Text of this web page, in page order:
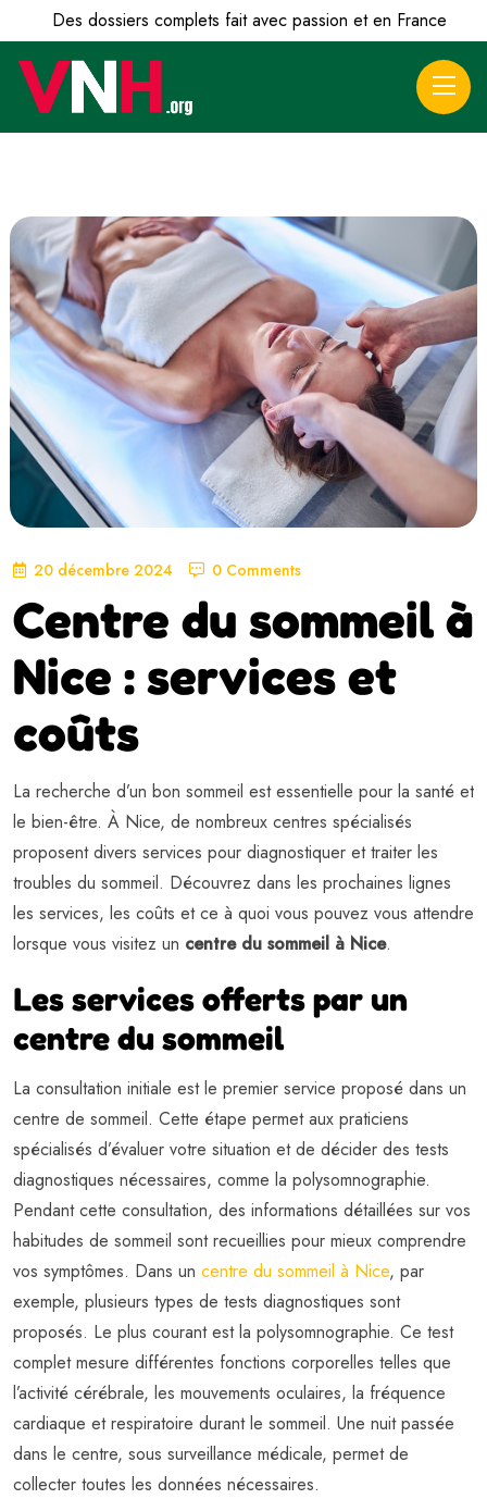
Des dossiers complets fait avec passion et en France
20 décembre 2024 0 Comments
Centre du sommeil à
Nice : services et
coûts
La recherche d’un bon sommeil est essentielle pour la santé et
le bien-être. À Nice, de nombreux centres spécialisés
proposent divers services pour diagnostiquer et traiter les
troubles du sommeil. Découvrez dans les prochaines lignes
les services, les coûts et ce à quoi vous pouvez vous attendre
lorsque vous visitez un centre du sommeil à Nice.
Les services offerts par un
centre du sommeil
La consultation initiale est le premier service proposé dans un
centre de sommeil. Cette étape permet aux praticiens
spécialisés d’évaluer votre situation et de décider des tests
diagnostiques nécessaires, comme la polysomnographie.
Pendant cette consultation, des informations détaillées sur vos
habitudes de sommeil sont recueillies pour mieux comprendre
vos symptômes. Dans un centre du sommeil à Nice, par
exemple, plusieurs types de tests diagnostiques sont
proposés. Le plus courant est la polysomnographie. Ce test
complet mesure différentes fonctions corporelles telles que
l’activité cérébrale, les mouvements oculaires, la fréquence
cardiaque et respiratoire durant le sommeil. Une nuit passée
dans le centre, sous surveillance médicale, permet de
collecter toutes les données nécessaires.